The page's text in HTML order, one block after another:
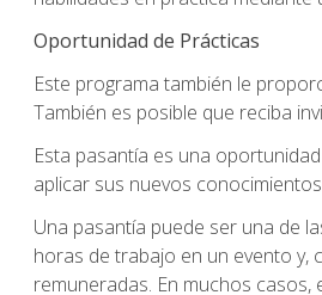
Oportunidad de Prácticas
Este programa también le
También es posible que reciba
Esta pasantía es una
aplicar sus nuevos
Una pasantía puede ser una de
horas de trabajo en un evento y,
remuneradas. En muchos